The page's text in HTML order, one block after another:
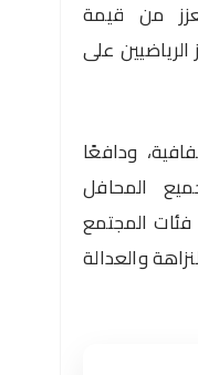
من قيمة
الرياضيين على
ودافعًا
المحافل
المجتمع
والعدالة